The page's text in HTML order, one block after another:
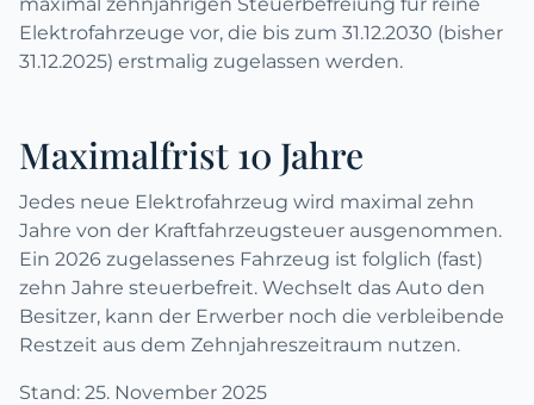
Elektrofahrzeuge vor, die bis zum 31.12.2030 (bisher
31.12.2025) erstmalig zugelassen werden.
Maximalfrist 10 Jahre
Jedes neue Elektrofahrzeug wird maximal zehn
Jahre von der Kraftfahrzeugsteuer ausgenommen.
Ein 2026 zugelassenes Fahrzeug ist folglich (fast)
zehn Jahre steuerbefreit. Wechselt das Auto den
Besitzer, kann der Erwerber noch die verbleibende
Restzeit aus dem Zehnjahreszeitraum nutzen.
Stand: 25. November 2025